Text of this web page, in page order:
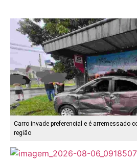
Carro invade preferencial e é arremessado
região